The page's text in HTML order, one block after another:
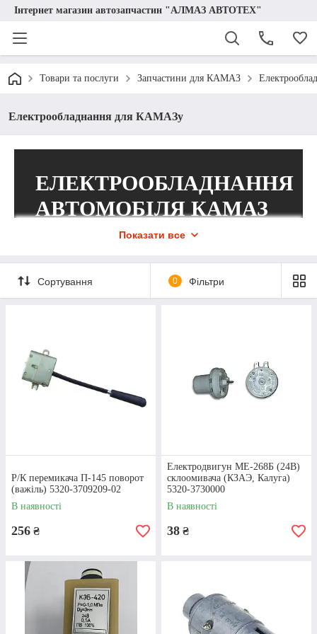
Інтернет магазин автозапчастин "АЛМАЗ АВТОТЕХ"
Товари та послуги Запчастини для КАМАЗ
Електрообладнання для КАМАЗу
ЕЛЕКТРООБЛАДНАННЯ
АВТОМОБІЛЯ КАМАЗ
– великий асортимент запчастин від
компанії «Алмаз Автотех»! Деталі
високої якості від виробників КамАЗ,
Руденськ, Енергомаш, Діалуч,
Консультації та допомога у підборі запчастин від
досвідчених менеджерів інтернет-магазину.
Приступити до вибору
КАМАЗ електрообладнання:
основні групи деталей
СТАРТЕРИ
Показати все
Сортування 0 Фільтри
Р/К перемикача П-145 поворот
(важіль) 5320-3709209-02
В наявності
256 ₴
Електродвигун МЕ-268Б (24В)
склоомивача (КЗАЭ, Калуга)
5320-3730000
В наявності
38 ₴